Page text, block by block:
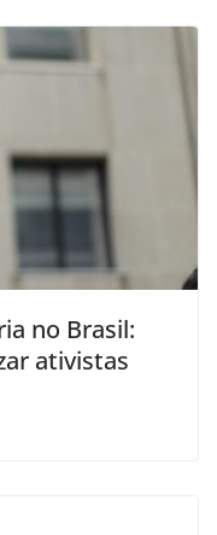
no Brasil:
ativistas